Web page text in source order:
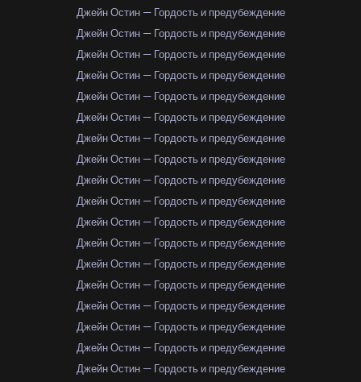
Джейн Остин — Гордость и предубеждение
Джейн Остин — Гордость и предубеждение
Джейн Остин — Гордость и предубеждение
Джейн Остин — Гордость и предубеждение
Джейн Остин — Гордость и предубеждение
Джейн Остин — Гордость и предубеждение
Джейн Остин — Гордость и предубеждение
Джейн Остин — Гордость и предубеждение
Джейн Остин — Гордость и предубеждение
Джейн Остин — Гордость и предубеждение
Джейн Остин — Гордость и предубеждение
Джейн Остин — Гордость и предубеждение
Джейн Остин — Гордость и предубеждение
Джейн Остин — Гордость и предубеждение
Джейн Остин — Гордость и предубеждение
Джейн Остин — Гордость и предубеждение
Джейн Остин — Гордость и предубеждение
Джейн Остин — Гордость и предубеждение